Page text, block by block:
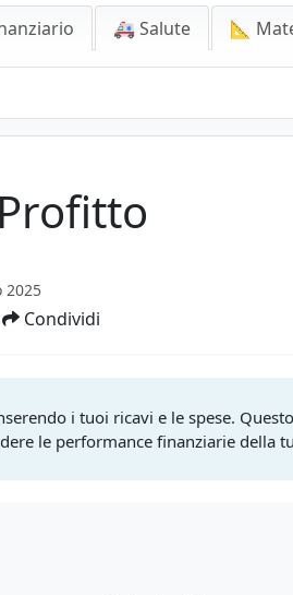
🚑 Salute 📐
2025
Condividi
i tuoi ricavi e le spese.
le performance finanziarie della